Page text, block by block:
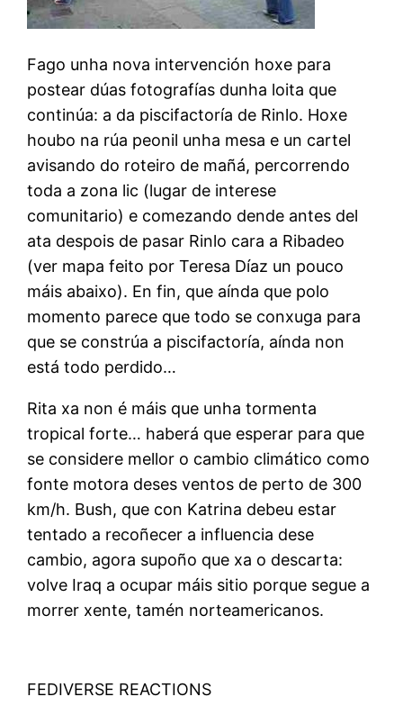
Fago unha nova intervención hoxe para
postear dúas fotografías dunha loita que
continúa: a da piscifactoría de Rinlo. Hoxe
houbo na rúa peonil unha mesa e un cartel
avisando do roteiro de mañá, percorrendo
toda a zona lic (lugar de interese
comunitario) e comezando dende antes del
ata despois de pasar Rinlo cara a Ribadeo
(ver mapa feito por Teresa Díaz un pouco
máis abaixo). En fin, que aínda que polo
momento parece que todo se conxuga para
que se constrúa a piscifactoría, aínda non
está todo perdido…
Rita xa non é máis que unha tormenta
tropical forte… haberá que esperar para que
se considere mellor o cambio climático como
fonte motora deses ventos de perto de 300
km/h. Bush, que con Katrina debeu estar
tentado a recoñecer a influencia dese
cambio, agora supoño que xa o descarta:
volve Iraq a ocupar máis sitio porque segue a
morrer xente, tamén norteamericanos.
FEDIVERSE REACTIONS